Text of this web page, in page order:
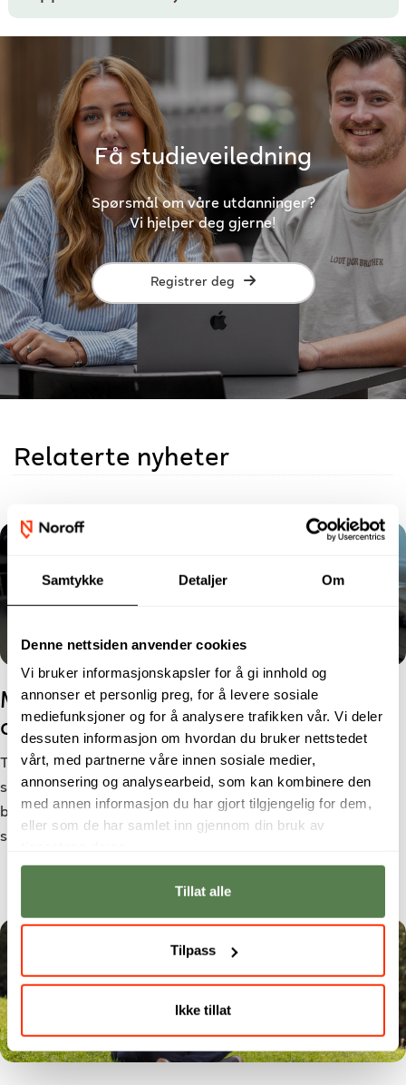
Samtykke Detaljer Om
Denne nettsiden anvender cookies
Vi bruker informasjonskapsler for å gi innhold og
annonser et personlig preg, for å levere sosiale
mediefunksjoner og for å analysere trafikken vår. Vi deler
dessuten informasjon om hvordan du bruker nettstedet
vårt, med partnerne våre innen sosiale medier,
annonsering og analysearbeid, som kan kombinere den
med annen informasjon du har gjort tilgjengelig for dem,
eller som de har samlet inn gjennom din bruk av
Tillat alle
Tilpass
Ikke tillat
Få studieveiledning
Spørsmål om våre utdanninger?
Vi hjelper deg gjerne!
Registrer deg
Relaterte nyheter
Morten gikk fra studier til jobb i
cybersikkerhet
Trusselbildet blir stadig mer komplekst, og behovet for
sikkerhetskompetanse øker. For Morten Larsen førte
bachelorgraden i Cyber Security til jobb som
sikkerhetsanalytiker hos Netsecurity.